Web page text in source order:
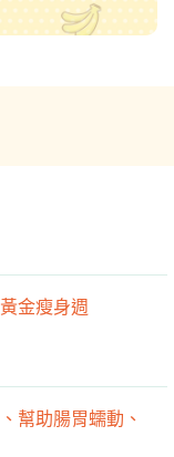
金瘦身週
幫助腸胃蠕動、